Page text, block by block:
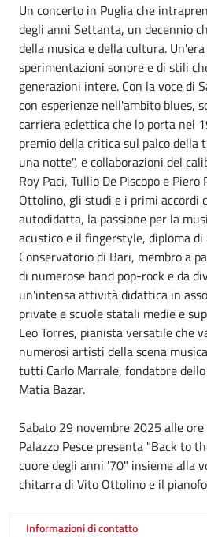
Un concerto in Puglia che
degli anni Settanta, un decennio
della musica e della cultura.
sperimentazioni sonore e di stili
generazioni intere. Con la voce di
con esperienze nell'ambito blues,
carriera eclettica che lo porta nel
premio della critica sul palco della
una notte", e collaborazioni del
Roy Paci, Tullio De Piscopo e
Ottolino, gli studi e i primi accordi
autodidatta, la passione per la
acustico e il fingerstyle, diploma
Conservatorio di Bari, membro a
di numerose band pop-rock e da
un'intensa attività didattica in
private e scuole statali medie e
Leo Torres, pianista versatile che
numerosi artisti della scena
tutti Carlo Marrale, fondatore
Matia Bazar.
Sabato 29 novembre 2025 alle
Palazzo Pesce presenta "Back to
cuore degli anni '70" insieme alla
chitarra di Vito Ottolino e il
Informazioni di contatto